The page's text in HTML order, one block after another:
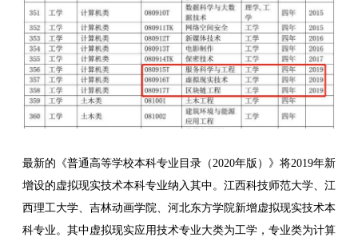
最新的《普通高等学校本科专业目录（2020年版）》将2019年新
增设的虚拟现实技术本科专业纳入其中。江西科技师范大学、江
西理工大学、吉林动画学院、河北东方学院新增虚拟现实技术本
科专业。其中虚拟现实应用技术专业大类为工学，专业类为计算